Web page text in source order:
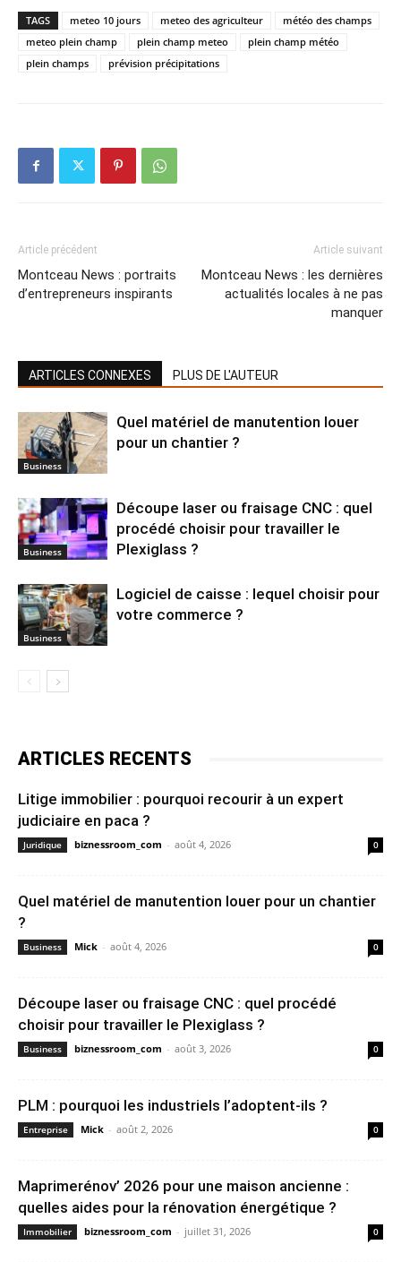
TAGS meteo 10 jours meteo des agriculteur
météo des champs
meteo plein champ
plein champ meteo
plein champ météo
plein champs
prévision précipitations
Article précédent
Montceau News : portraits
d’entrepreneurs inspirants
Article suivant
Montceau News : les dernières
actualités locales à ne pas
manquer
ARTICLES CONNEXES PLUS DE L'AUTEUR
Business
Quel matériel de manutention louer
pour un chantier ?
Business
Découpe laser ou fraisage CNC : quel
procédé choisir pour travailler le
Plexiglass ?
Business
Logiciel de caisse : lequel choisir pour
votre commerce ?
ARTICLES RECENTS
Litige immobilier : pourquoi recourir à un expert
judiciaire en paca ?
Juridique biznessroom_com - août 4, 2026 0
Quel matériel de manutention louer pour un chantier
?
Business Mick - août 4, 2026 0
Découpe laser ou fraisage CNC : quel procédé
choisir pour travailler le Plexiglass ?
Business biznessroom_com - août 3, 2026 0
PLM : pourquoi les industriels l’adoptent-ils ?
Entreprise Mick - août 2, 2026 0
Maprimerénov’ 2026 pour une maison ancienne :
quelles aides pour la rénovation énergétique ?
Immobilier biznessroom_com - juillet 31, 2026 0